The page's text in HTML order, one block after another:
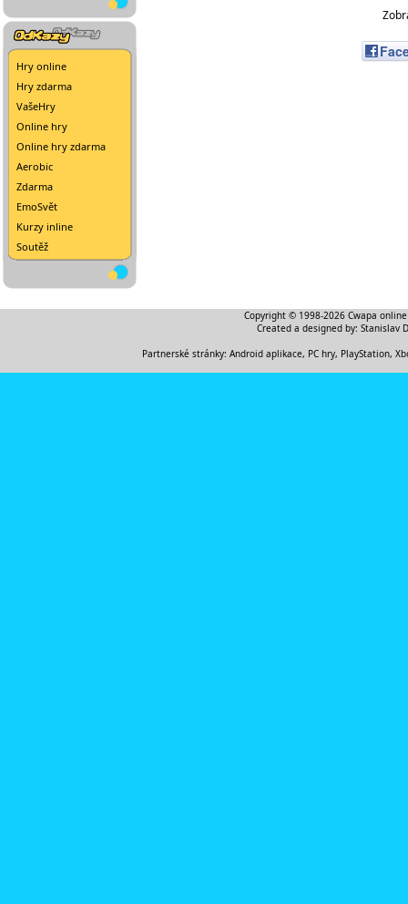
Hry online
Hry zdarma
VašeHry
Online hry
Online hry zdarma
Aerobic
Zdarma
EmoSvět
Kurzy inline
Soutěž
Copyright © 1998-2026 Cwapa
Created a designed by: Stanislav
Partnerské stránky: Android aplikace, PC hry, PlayStation,